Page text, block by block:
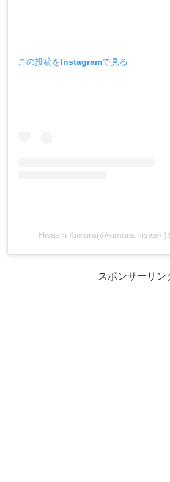
この投稿をInstagramで見る
Hisashi Kimura(@kimura.hisashi)
スポンサーリン